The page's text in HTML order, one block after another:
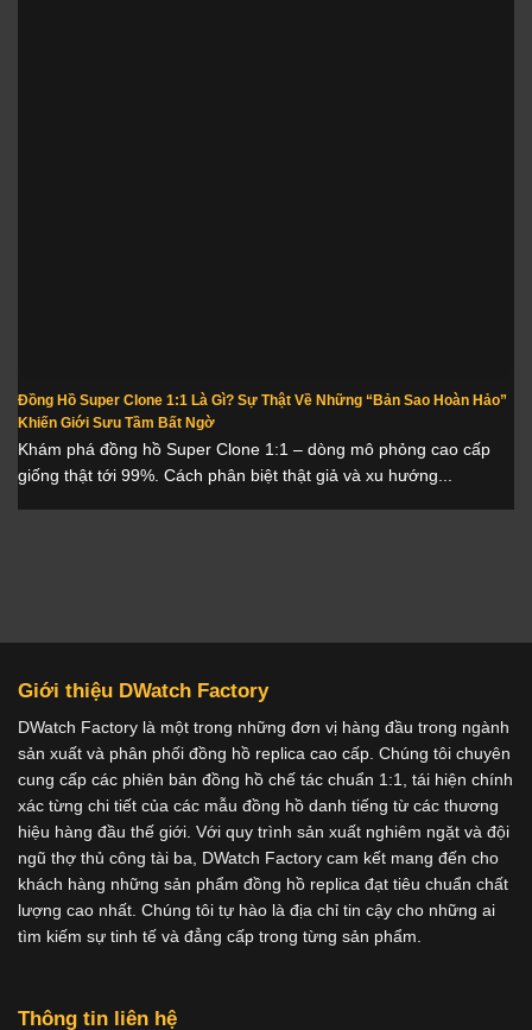
Đồng Hồ Super Clone 1:1 Là Gì? Sự Thật Về Những “Bản Sao Hoàn Hảo”
Khiến Giới Sưu Tầm Bất Ngờ
Khám phá đồng hồ Super Clone 1:1 – dòng mô phỏng cao cấp
giống thật tới 99%. Cách phân biệt thật giả và xu hướng...
Giới thiệu DWatch Factory
DWatch Factory là một trong những đơn vị hàng đầu trong ngành
sản xuất và phân phối đồng hồ replica cao cấp. Chúng tôi chuyên
cung cấp các phiên bản đồng hồ chế tác chuẩn 1:1, tái hiện chính
xác từng chi tiết của các mẫu đồng hồ danh tiếng từ các thương
hiệu hàng đầu thế giới. Với quy trình sản xuất nghiêm ngặt và đội
ngũ thợ thủ công tài ba, DWatch Factory cam kết mang đến cho
khách hàng những sản phẩm đồng hồ replica đạt tiêu chuẩn chất
lượng cao nhất. Chúng tôi tự hào là địa chỉ tin cậy cho những ai
tìm kiếm sự tinh tế và đẳng cấp trong từng sản phẩm.
Thông tin liên hệ